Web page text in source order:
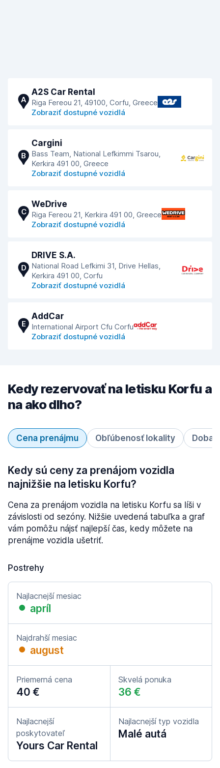
A
A2S Car Rental
Riga Fereou 21, 49100, Corfu, Greece
Zobraziť dostupné vozidlá
B
Cargini
Bass Team, National Lefkimmi Tsarou,
Kerkira 491 00, Greece
Zobraziť dostupné vozidlá
C
WeDrive
Riga Fereou 21, Kerkira 491 00, Greece
Zobraziť dostupné vozidlá
D
DRIVE S.A.
National Road Lefkimi 31, Drive Hellas,
Kerkira 491 00, Corfu
Zobraziť dostupné vozidlá
E
AddCar
International Airport Cfu Corfu
Zobraziť dostupné vozidlá
Kedy rezervovať na letisku Korfu a
na ako dlho?
Cena prenájmu Obľúbenosť lokality Doba
Kedy sú ceny za prenájom vozidla
najnižšie na letisku Korfu?
Cena za prenájom vozidla na letisku Korfu sa líši v
závislosti od sezóny. Nižšie uvedená tabuľka a graf
vám pomôžu nájsť najlepší čas, kedy môžete na
prenájme vozidla ušetriť.
Postrehy
Najlacnejší mesiac
apríl
Najdrahší mesiac
august
Priemerná cena
40 €
Skvelá ponuka
36 €
Najlacnejší
poskytovateľ
Yours Car Rental
Najlacnejší typ vozidla
Malé autá